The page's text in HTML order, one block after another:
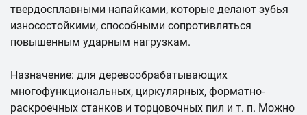
твердосплавными напайками, которые делают зубья
износостойкими, способными сопротивляться
повышенным ударным нагрузкам.
Назначение: для деревообрабатывающих
многофункциональных, циркулярных, форматно-
раскроечных станков и торцовочных пил и т. п. Можно